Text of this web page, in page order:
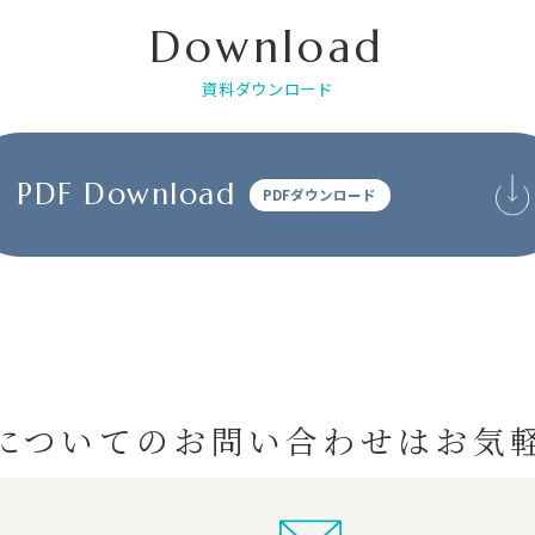
Download
資料ダウンロード
PDF Download PDFダウンロード
ついての お問い合わせはお気